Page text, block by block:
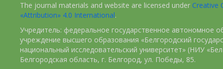
The journal materials and website are licensed under Creative
«Attribution» 4.0 International.
Учредитель: федеральное государственное автономное
учреждение высшего образования «Белгородский
национальный исследовательский университет» (НИУ
Белгородская область, г. Белгород, ул. Победы, 85.